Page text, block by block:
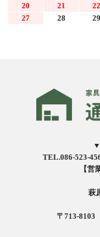
20
21 22
27
28 29
▼
TEL.086-523-
【営
萩
〒713-8103